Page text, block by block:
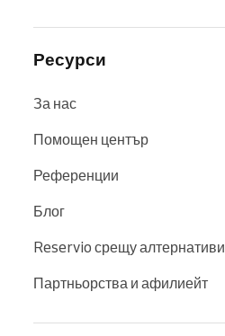
Ресурси
За нас
Помощен център
Референции
Блог
Reservio срещу алтернативи
Партньорства и афилиейт